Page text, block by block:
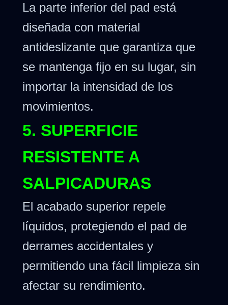
La parte inferior del pad está
diseñada con material
antideslizante que garantiza que
se mantenga fijo en su lugar, sin
importar la intensidad de los
movimientos.
5. SUPERFICIE
RESISTENTE A
SALPICADURAS
El acabado superior repele
líquidos, protegiendo el pad de
derrames accidentales y
permitiendo una fácil limpieza sin
afectar su rendimiento.